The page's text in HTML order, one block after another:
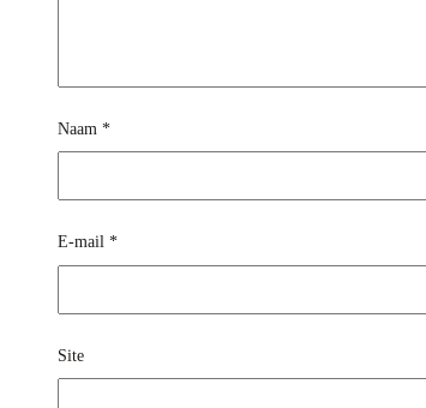
Naam *
E-mail *
Site